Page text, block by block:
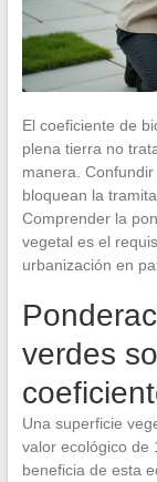
El coeficiente de
plena tierra no
manera.
bloquean la
Comprender la
vegetal es el
urbanización en
verdes
Una superficie
valor ecológico de
beneficia de esta